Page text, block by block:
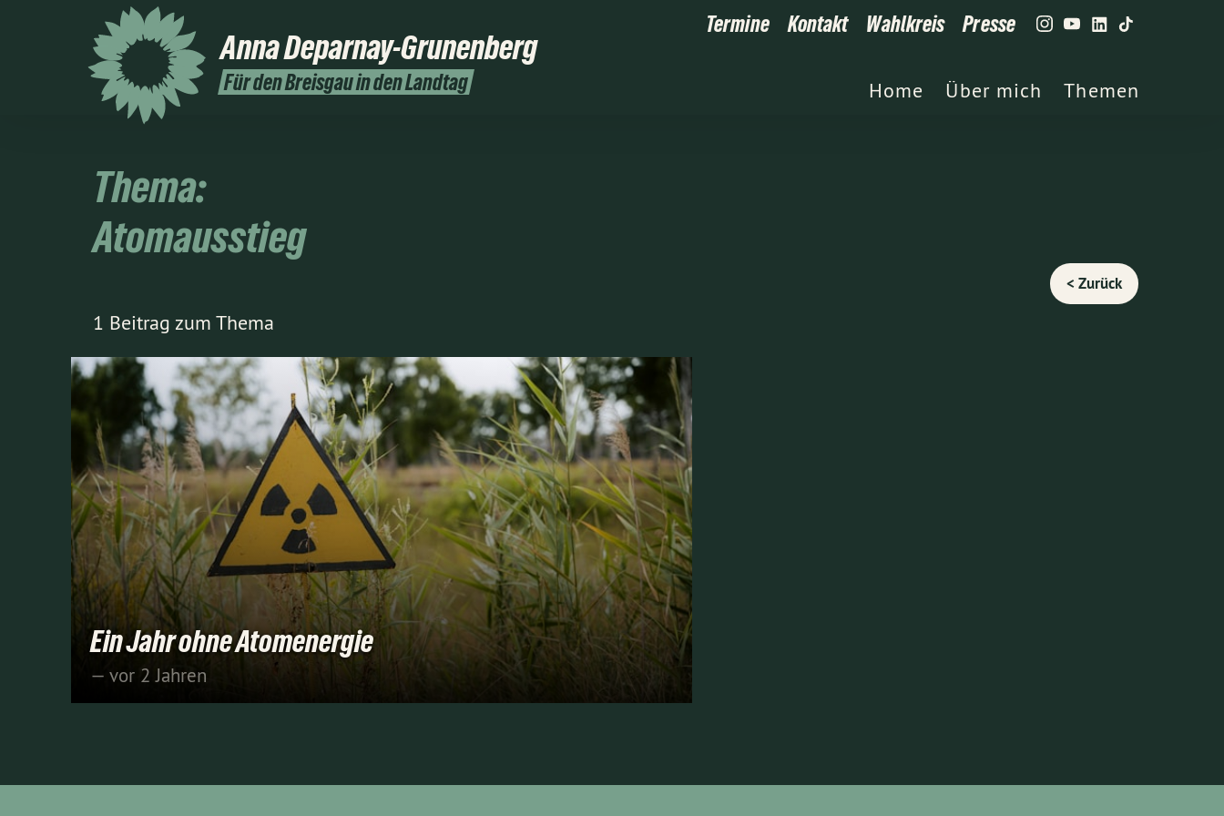
AnnaDeparnay-Grunenberg
Für den Breisgau in den Landtag
Termine Kontakt Wahlkreis Presse
Home Über mich Themen
Thema:
Atomausstieg
1 Beitrag zum Thema
< Zurück
Ein Jahr ohne Atomenergie
— vor 2 Jahren